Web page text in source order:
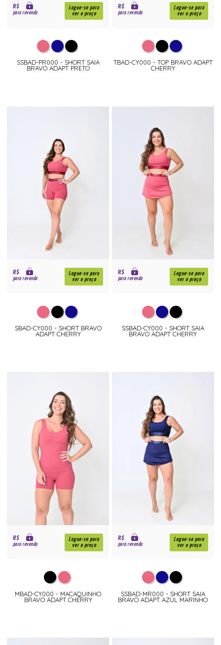
R$
para revenda
Logue-se para
ver o preço
SSBAD-PR000 - SHORT SAIA
BRAVO ADAPT PRETO
R$
para revenda
Logue-se para
ver o preço
TBAD-CY000 - TOP BRAVO ADAPT
CHERRY
R$
para revenda
Logue-se para
ver o preço
SBAD-CY000 - SHORT BRAVO
ADAPT CHERRY
R$
para revenda
Logue-se para
ver o preço
SSBAD-CY000 - SHORT SAIA
BRAVO ADAPT CHERRY
R$
para revenda
Logue-se para
ver o preço
MBAD-CY000 - MACAQUINHO
BRAVO ADAPT CHERRY
R$
para revenda
Logue-se para
ver o preço
SSBAD-MR000 - SHORT SAIA
BRAVO ADAPT AZUL MARINHO